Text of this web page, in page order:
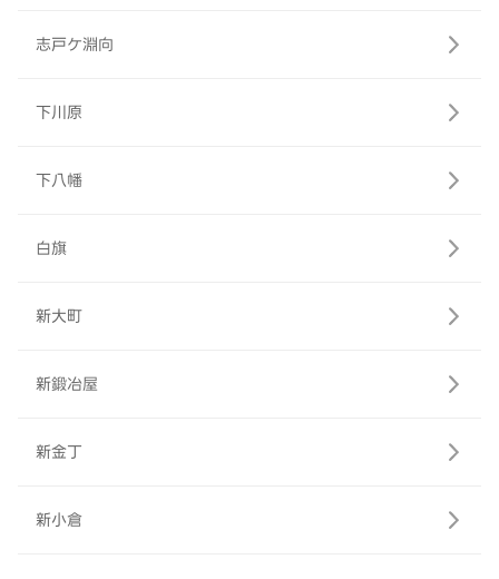
志戸ケ淵向
下川原
下八幡
白旗
新大町
新鍛冶屋
新金丁
新小倉